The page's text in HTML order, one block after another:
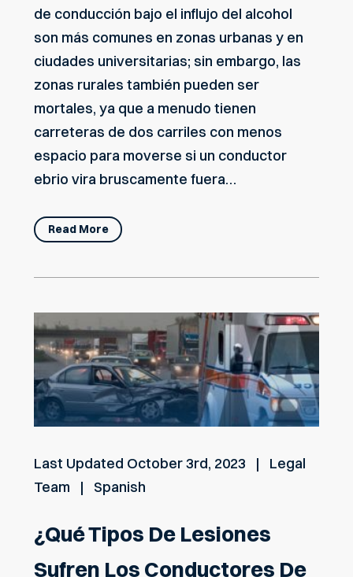
de conducción bajo el influjo del alcohol
son más comunes en zonas urbanas y en
ciudades universitarias; sin embargo, las
zonas rurales también pueden ser
mortales, ya que a menudo tienen
carreteras de dos carriles con menos
espacio para moverse si un conductor
ebrio vira bruscamente fuera…
Read More
Last Updated October 3rd, 2023
Legal
Team
Spanish
¿Qué Tipos De Lesiones
Sufren Los Conductores De